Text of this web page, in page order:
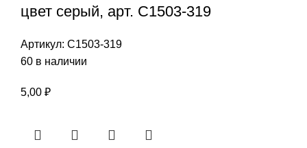
цвет серый, арт. С1503-319
Артикул: С1503-319
60 в наличии
5,00 ₽